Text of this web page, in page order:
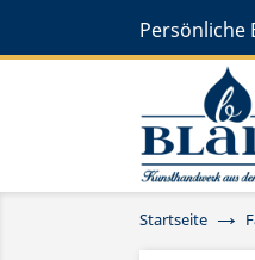
Persönliche
Startseite